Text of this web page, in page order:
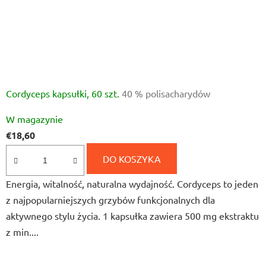
Cordyceps kapsułki, 60 szt. 40 % polisacharydów
ocena
produktu
wynosi
5,0
na
5
gwiazdek.
W magazynie
€18,60
DO KOSZYKA
Energia, witalność, naturalna wydajność. Cordyceps to jeden
z najpopularniejszych grzybów funkcjonalnych dla
aktywnego stylu życia. 1 kapsułka zawiera 500 mg ekstraktu
z min....